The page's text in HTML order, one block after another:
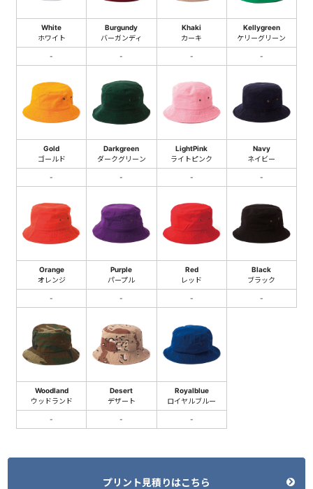
White
ホワイト
-
Burgundy
バーガンディ
-
Khaki
カーキ
-
Kellygreen
ケリーグリーン
-
Gold
ゴールド
-
Darkgreen
ダークグリーン
-
LightPink
ライトピンク
-
Navy
ネイビー
-
Orange
オレンジ
-
Purple
パープル
-
Red
レッド
-
Black
ブラック
-
Woodland
ウッドランド
-
Desert
デザート
-
Royalblue
ロイヤルブルー
-
プリント見積りはこちら